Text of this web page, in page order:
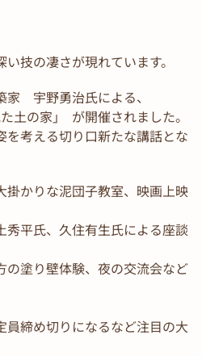
技の凄さが現れています。
宇野勇治氏による、
土の家｣ が開催されました。
を考える切り口新たな講話とな
掛かりな泥団子教室、映画上映
平氏、久住有生氏による座談
の塗り壁体験、夜の交流会など
締め切りになるなど注目の大